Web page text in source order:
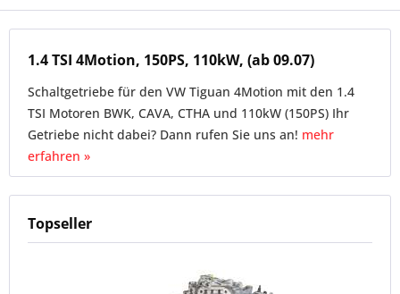
1.4 TSI 4Motion, 150PS, 110kW, (ab 09.07)
Schaltgetriebe für den VW Tiguan 4Motion mit den 1.4
TSI Motoren BWK, CAVA, CTHA und 110kW (150PS) Ihr
Getriebe nicht dabei? Dann rufen Sie uns an! mehr
erfahren »
Topseller